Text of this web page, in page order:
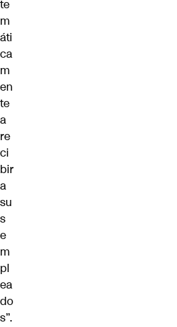
te
m
áti
ca
m
en
te
a
re
ci
bir
a
su
s
e
m
pl
ea
do
s”.